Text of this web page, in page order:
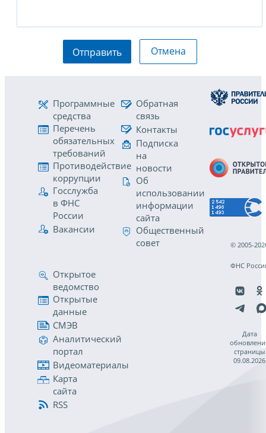
Отправить Отмена
Программные
средства
Перечень
обязательных
требований
Противодействие
коррупции
Госслужба
в ФНС
России
Вакансии
Обратная
связь
Контакты
Подписка
на
новости
Об
использовании
информации
сайта
Общественный
совет
Открытое
ведомство
Открытые
данные
СМЭВ
Аналитический
портал
Видеоматериалы
Карта
сайта
RSS
© 2005-
ФНС
Дата
страницы
09.08.2026